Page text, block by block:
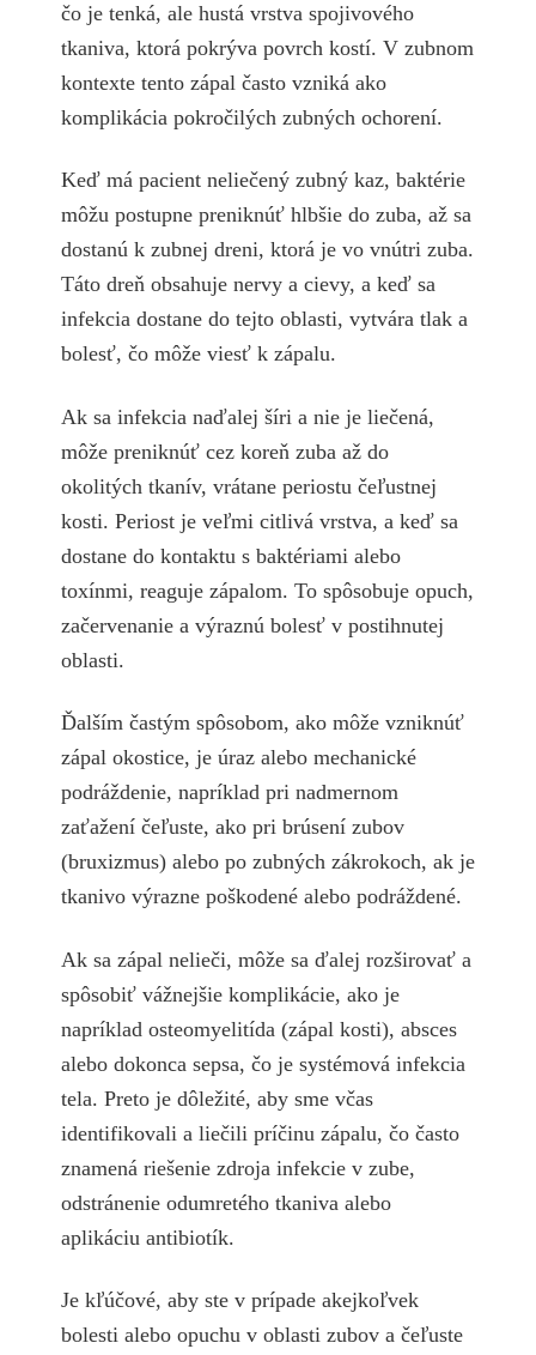
čo je tenká, ale hustá vrstva spojivového
tkaniva, ktorá pokrýva povrch kostí. V zubnom
kontexte tento zápal často vzniká ako
komplikácia pokročilých zubných ochorení.
Keď má pacient neliečený zubný kaz, baktérie
môžu postupne preniknúť hlbšie do zuba, až sa
dostanú k zubnej dreni, ktorá je vo vnútri zuba.
Táto dreň obsahuje nervy a cievy, a keď sa
infekcia dostane do tejto oblasti, vytvára tlak a
bolesť, čo môže viesť k zápalu.
Ak sa infekcia naďalej šíri a nie je liečená,
môže preniknúť cez koreň zuba až do
okolitých tkanív, vrátane periostu čeľustnej
kosti. Periost je veľmi citlivá vrstva, a keď sa
dostane do kontaktu s baktériami alebo
toxínmi, reaguje zápalom. To spôsobuje opuch,
začervenanie a výraznú bolesť v postihnutej
oblasti.
Ďalším častým spôsobom, ako môže vzniknúť
zápal okostice, je úraz alebo mechanické
podráždenie, napríklad pri nadmernom
zaťažení čeľuste, ako pri brúsení zubov
(bruxizmus) alebo po zubných zákrokoch, ak je
tkanivo výrazne poškodené alebo podráždené.
Ak sa zápal nelieči, môže sa ďalej rozširovať a
spôsobiť vážnejšie komplikácie, ako je
napríklad osteomyelitída (zápal kosti), absces
alebo dokonca sepsa, čo je systémová infekcia
tela. Preto je dôležité, aby sme včas
identifikovali a liečili príčinu zápalu, čo často
znamená riešenie zdroja infekcie v zube,
odstránenie odumretého tkaniva alebo
aplikáciu antibiotík.
Je kľúčové, aby ste v prípade akejkoľvek
bolesti alebo opuchu v oblasti zubov a čeľuste